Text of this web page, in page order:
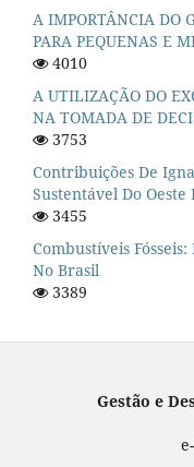
A IMPORTÂNCIA DO
PARA PEQUENAS E
4010
A UTILIZAÇÃO DO
NA TOMADA DE
3753
Contribuições De
Sustentável Do Oeste
3455
Combustíveis
No Brasil
3389
Gestão e